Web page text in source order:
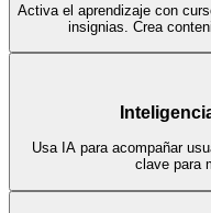
Activa el aprendizaje con
insignias. Crea
Usa IA para acompañar
clave para